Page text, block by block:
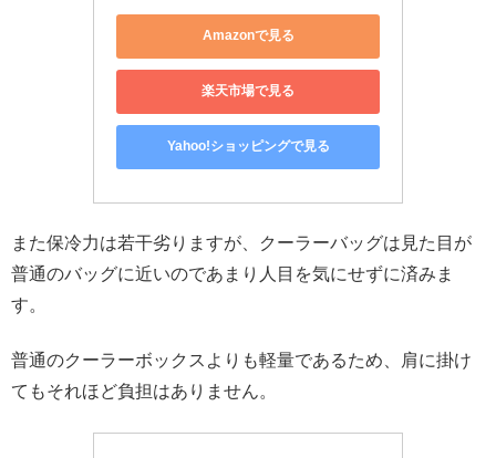
Amazonで見る
楽天市場で見る
Yahoo!ショッピングで見る
また保冷力は若干劣りますが、クーラーバッグは見た目が
普通のバッグに近いのであまり人目を気にせずに済みま
す。
普通のクーラーボックスよりも軽量であるため、肩に掛け
てもそれほど負担はありません。